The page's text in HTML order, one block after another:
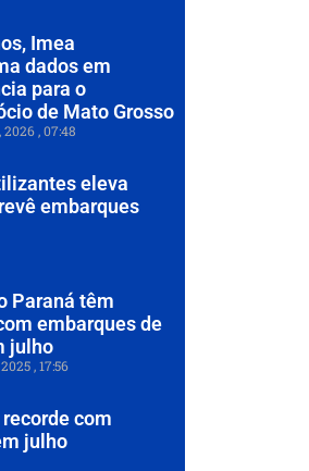
Imea
dados em
para o
de Mato Grosso
2026 07:48
eleva
embarques
Paraná têm
embarques de
julho
17:56
com
julho